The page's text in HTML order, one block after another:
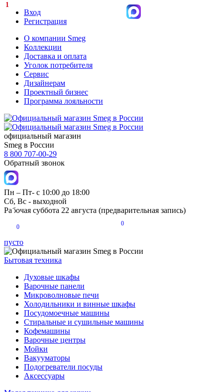
Вход
Регистрация
О компании Smeg
Коллекции
Доставка и оплата
Уголок потребителя
Сервис
Дизайнерам
Проектный бизнес
Программа лояльности
официальный магазин
Smeg в России
8 800 707-00-29
Обратный звонок
Пн – Пт- с 10:00 до 18:00
Сб, Вс - выходной
Рабочая суббота 22 августа (предварительная запись)
0
0
пусто
Бытовая техника
Духовые шкафы
Варочные панели
Микроволновые печи
Холодильники и винные шкафы
Посудомоечные машины
Стиральные и сушильные машины
Кофемашины
Варочные центры
Мойки
Вакууматоры
Подогреватели посуды
Аксессуары
1